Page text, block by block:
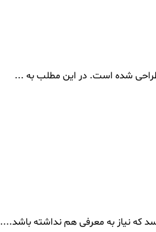
طراحی شده است. در این مطلب به ...
که نیاز به معرفی هم نداشته باشد....